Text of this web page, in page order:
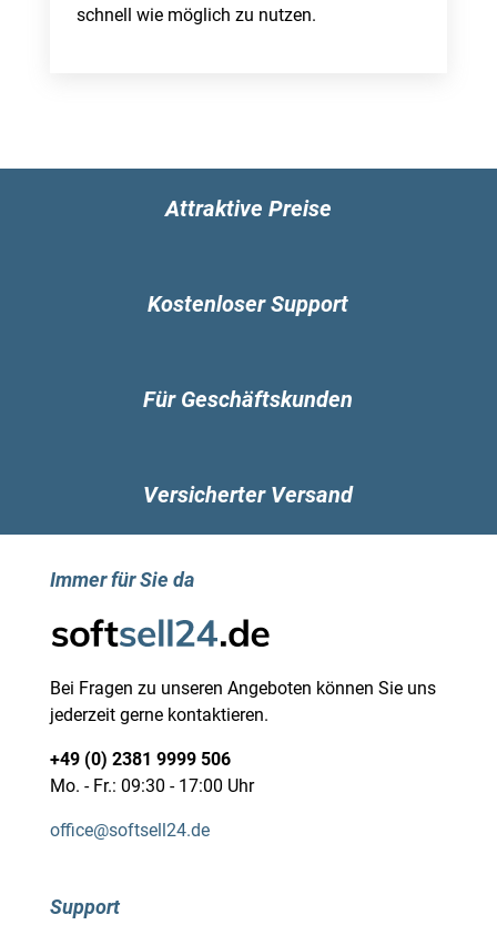
schnell wie möglich zu nutzen.
Attraktive Preise
Kostenloser Support
Für Geschäftskunden
Versicherter Versand
Immer für Sie da
Bei Fragen zu unseren Angeboten können Sie uns
jederzeit gerne kontaktieren.
+49 (0) 2381 9999 506
Mo. - Fr.: 09:30 - 17:00 Uhr
office@softsell24.de
Support